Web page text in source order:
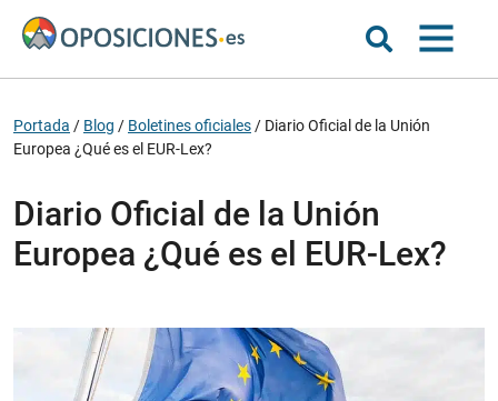
Portada / Blog / Boletines oficiales / Diario Oficial de la Unión
Europea ¿Qué es el EUR-Lex?
Diario Oficial de la Unión
Europea ¿Qué es el EUR-Lex?